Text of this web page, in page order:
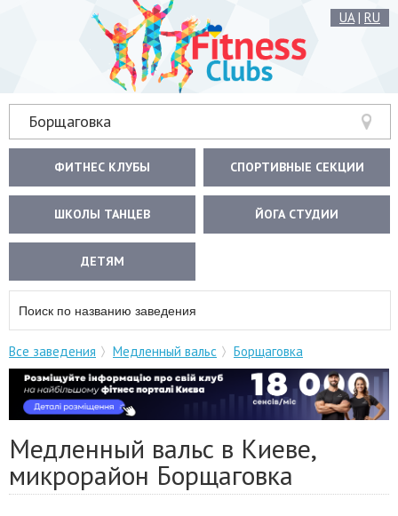
UA| RU
Борщаговка
ФИТНЕС КЛУБЫ СПОРТИВНЫЕ СЕКЦИИ
ШКОЛЫ ТАНЦЕВ ЙОГА СТУДИИ
ДЕТЯМ
Все заведения Медленный вальс Борщаговка
Медленный вальс в Киеве,
микрорайон Борщаговка